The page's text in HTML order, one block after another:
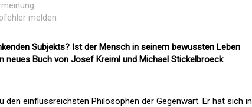
melden
Subjekts? Ist der Mensch in seinem bewussten Leben
neues Buch von Josef Kreiml und Michael Stickelbroeck
den einflussreichsten Philosophen der Gegenwart. Er hat sich in